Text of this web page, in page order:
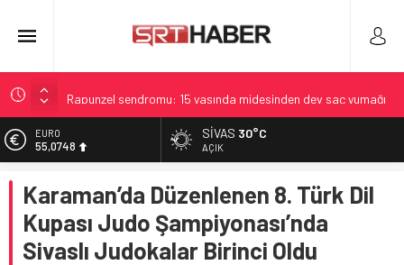
Rapunzel sendromu: 15 yaşında midesinden dev saç yumağı
Mekke Zirvesiyle Kurulmuş Ortak Savunma Anlaşması
97 Yaşında Rekoru Yenileyen Wing Walker Betty Bromage
Haber Analizi: İçerik Değerlendirme ve Öne Çıkan Noktalar
Çerçeve Yasa: Uysal’dan sert eleştiri ve ABDk’te tartışma
EURO
55,0748
6.623,43
BİST
13.785,25
SIVAS 30°C
AÇIK
Karaman’da Düzenlenen 8. Türk Dil
Kupası Judo Şampiyonası’nda
Sivaslı Judokalar Birinci Oldu